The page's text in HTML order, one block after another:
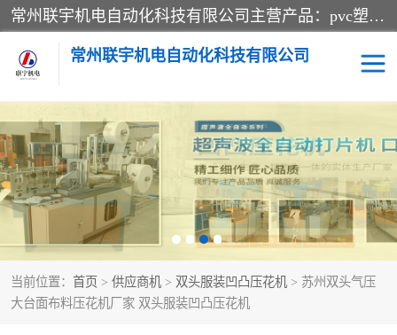
常州联宇机电自动化科技有限公司主营产品：pvc塑料焊机、高频热合机、软膜天花压边机、服装布料凹凸压花机、布料3d压印设备、服装植胶设备、超声波布料花边机、无纺布热合机、全自动压花机。
常州联宇机电自动化科技有限公司
当前位置： 首页 > 供应商机 > 双头服装凹凸压花机 > 苏州双头气压
大台面布料压花机厂家 双头服装凹凸压花机
压花定型机以及压花模具 超声波热合机
高频热合机 超声波花边机
超声波复合压花机 凹凸压花机压标机
3040凹凸压花机 双头服装凹凸压花机